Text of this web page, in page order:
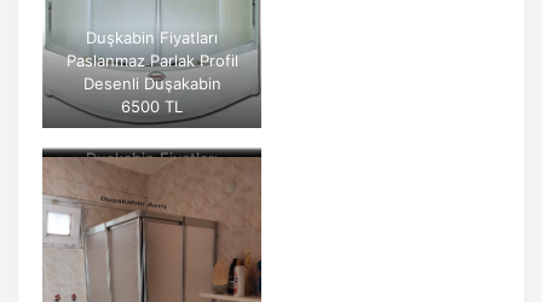
Duşkabin Fiyatları
Paslanmaz Parlak Profil
Desenli Duşakabin
6500 TL
Duşkabin Fiyatları
Beyaz Profil Desenli Mika
Duşakabin
4500 TL